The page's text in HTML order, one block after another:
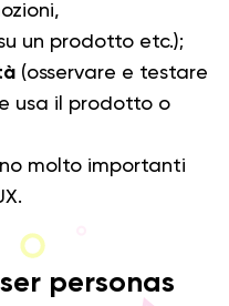
un prodotto etc.);
(osservare e testare
usa il prodotto o
molto importanti
personas